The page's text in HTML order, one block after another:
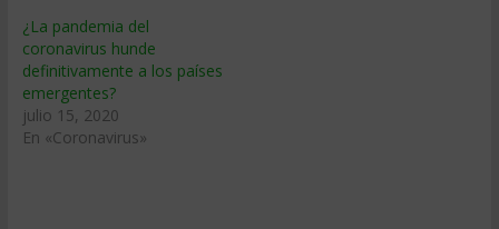
¿La pandemia del
coronavirus hunde
definitivamente a los países
emergentes?
julio 15, 2020
En «Coronavirus»